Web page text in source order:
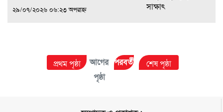
২৯/০৭/২০২৬ ০৬:২৩ অপরাহ্ন
প্রথম পৃষ্ঠা
আগের
পৃষ্ঠা
পরবর্তী
শেষ পৃষ্ঠা